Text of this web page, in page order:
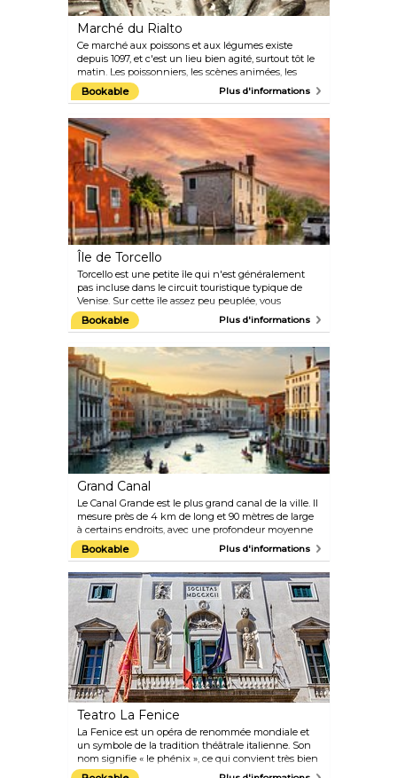
Marché du Rialto
Ce marché aux poissons et aux légumes existe
depuis 1097, et c'est un lieu bien agité, surtout tôt le
matin. Les poissonniers, les scènes animées, les
vieilles façades et le somptueux canal contribuent à
laisser à tous vos sens un souvenir impérissable.
Bookable Plus d'informations
Île de Torcello
Torcello est une petite île qui n'est généralement
pas incluse dans le circuit touristique typique de
Venise. Sur cette île assez peu peuplée, vous
trouverez la plus ancienne église byzantine de
Venise, qui vaut vraiment le détour au moment du
peu effrayante...
Bookable Plus d'informations
Grand Canal
Le Canal Grande est le plus grand canal de la ville. Il
mesure près de 4 km de long et 90 mètres de large
à certains endroits, avec une profondeur moyenne
de 5 mètres. Les transports publics sont disponibles
sous forme de gondoles, de bateaux-taxis et de
vaporetti (bateaux-bus) très appréciés. Le long du
canal, traversé par trois magnifiques ponts, vous
découvrirez de nombreux édifices célèbres.
Bookable Plus d'informations
Teatro La Fenice
La Fenice est un opéra de renommée mondiale et
un symbole de la tradition théâtrale italienne. Son
nom signifie « le phénix », ce qui convient très bien
au théâtre, car il lui est arrivé plus d'une fois de